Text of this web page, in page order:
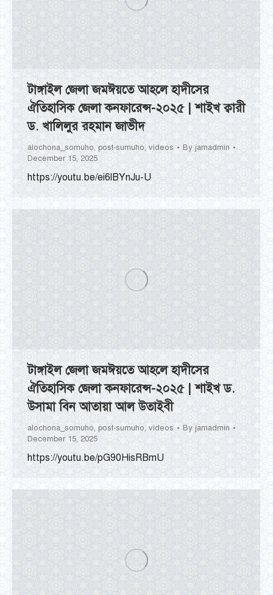
টাঙ্গাইল জেলা জমঈয়তে আহলে হাদীসের
ঐতিহাসিক জেলা কনফারেন্স-২০২৫ | শাইখ ক্বারী
ড. খালিলুর রহমান জাভীদ
alochona_somuho, post-sumuho, videos By jamadmin
December 15, 2025
https://youtu.be/ei6lBYnJu-U
টাঙ্গাইল জেলা জমঈয়তে আহলে হাদীসের
ঐতিহাসিক জেলা কনফারেন্স-২০২৫ | শাইখ ড.
উসামা বিন আতায়া আল উতাইবী
alochona_somuho, post-sumuho, videos By jamadmin
December 15, 2025
https://youtu.be/pG90HisRBmU